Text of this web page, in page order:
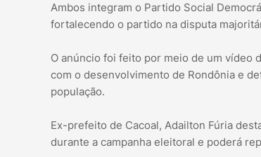
Ambos integram o Partido Social
fortalecendo o partido na disputa
O anúncio foi feito por meio de um vídeo
com o desenvolvimento de Rondônia e
população.
Ex-prefeito de Cacoal, Adailton Fúria
durante a campanha eleitoral e poderá